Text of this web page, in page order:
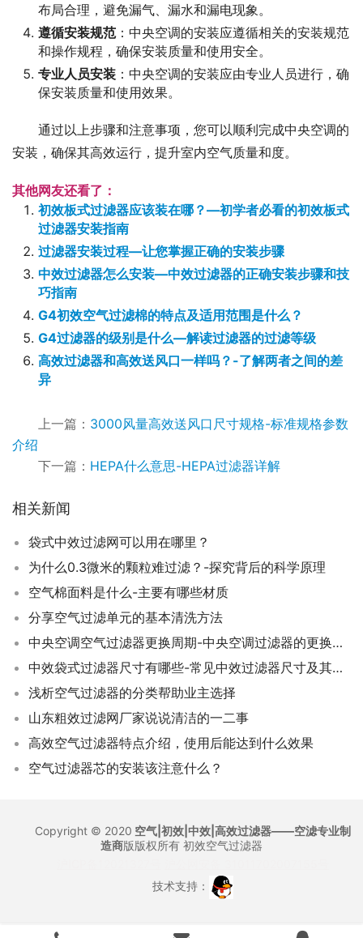
布局合理，避免漏气、漏水和漏电现象。
遵循安装规范：中央空调的安装应遵循相关的安装规范
和操作规程，确保安装质量和使用安全。
专业人员安装 ：中央空调的安装应由专业人员进行，确
保安装质量和使用效果。
通过以上步骤和注意事项，您可以顺利完成中央空调的
安装，确保其高效运行，提升室内空气质量和度。
其他网友还看了：
初效板式过滤器应该装在哪？—初学者必看的初效板式
过滤器安装指南
过滤器安装过程—让您掌握正确的安装步骤
中效过滤器怎么安装—中效过滤器的正确安装步骤和技
巧指南
G4初效空气过滤棉的特点及适用范围是什么？
G4过滤器的级别是什么—解读过滤器的过滤等级
高效过滤器和高效送风口一样吗？-了解两者之间的差
异
上一篇： 3000风量高效送风口尺寸规格-标准规格参数
介绍
下一篇： HEPA什么意思-HEPA过滤器详解
相关新闻
袋式中效过滤网可以用在哪里？
为什么0.3微米的颗粒难过滤？-探究背后的科学原理
空气棉面料是什么-主要有哪些材质
分享空气过滤单元的基本清洗方法
中央空调空气过滤器更换周期-中央空调过滤器的更换时间
中效袋式过滤器尺寸有哪些-常见中效过滤器尺寸及其选型建议
浅析空气过滤器的分类帮助业主选择
山东粗效过滤网厂家说说清洁的一二事
高效空气过滤器特点介绍，使用后能达到什么效果
空气过滤器芯的安装该注意什么？
Copyright © 2020 空气|初效|中效|高效过滤器——空滤专业制
造商版版权所有 初效空气过滤器
技术支持：